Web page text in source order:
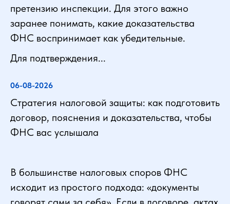
претензию инспекции. Для этого важно
заранее понимать, какие доказательства
ФНС воспринимает как убедительные.
Для подтверждения...
06-08-2026
Стратегия налоговой защиты: как подготовить
договор, пояснения и доказательства, чтобы
ФНС вас услышала
В большинстве налоговых споров ФНС
исходит из простого подхода: «документы